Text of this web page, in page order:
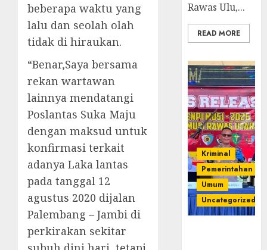
beberapa waktu yang
lalu dan seolah olah
tidak di hiraukan.
“Benar,Saya bersama
rekan wartawan
lainnya mendatangi
Poslantas Suka Maju
dengan maksud untuk
konfirmasi terkait
adanya Laka lantas
pada tanggal 12
agustus 2020 dijalan
Palembang – Jambi di
perkirakan sekitar
Rawas Ulu,...
READ MORE
Kriminal
Pemerintahan
Umum
Uncategorized